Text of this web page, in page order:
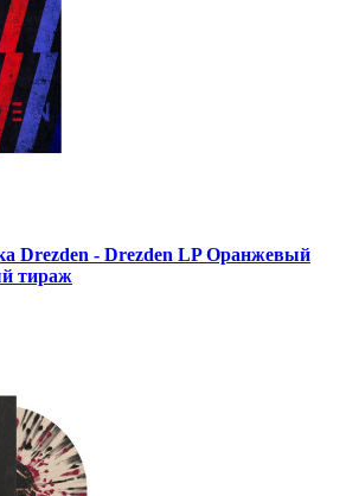
Drezden - Drezden LP Оранжевый
тираж